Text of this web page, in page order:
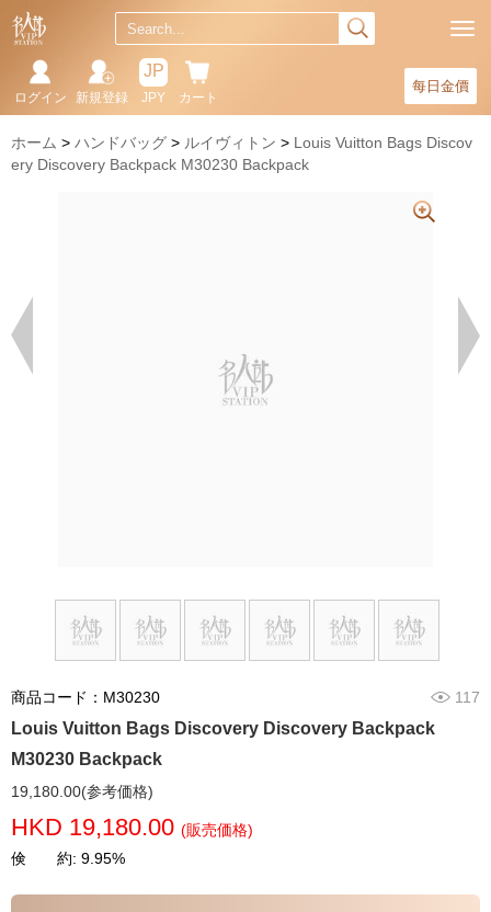
每日金價
カート
JP
JPY
新規登録
ログイン
ホーム ハンドバッグ ルイヴィトン
Louis Vuitton Bags Discov
ery Discovery Backpack M30230 Backpack
商品コード：M30230 117
Louis Vuitton Bags Discovery Discovery Backpack
M30230 Backpack
19,180.00(参考価格)
HKD 19,180.00 (販売価格)
倹 約: 9.95%